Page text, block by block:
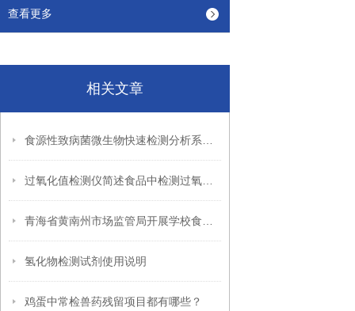
查看更多
相关文章
氢化物检测试剂使用说明
鸡蛋中常检兽药残留项目都有哪些？